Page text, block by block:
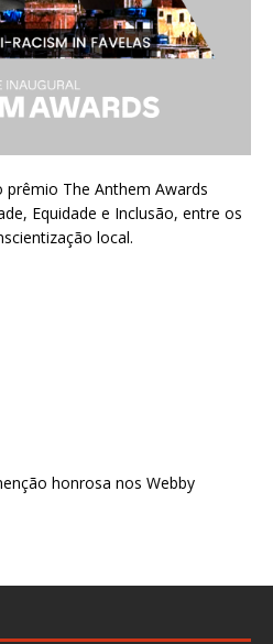
prêmio The Anthem Awards
Equidade e Inclusão, entre os
local.
honrosa nos Webby